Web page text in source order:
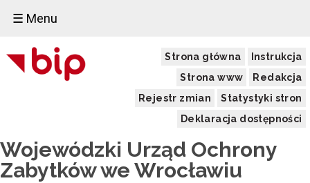
☰ Menu
Strona główna
Instrukcja
Strona www
Redakcja
Rejestr zmian
Statystyki stron
Deklaracja dostępności
Wojewódzki Urząd Ochrony
Zabytków we Wrocławiu